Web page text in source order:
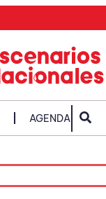
AGENDA